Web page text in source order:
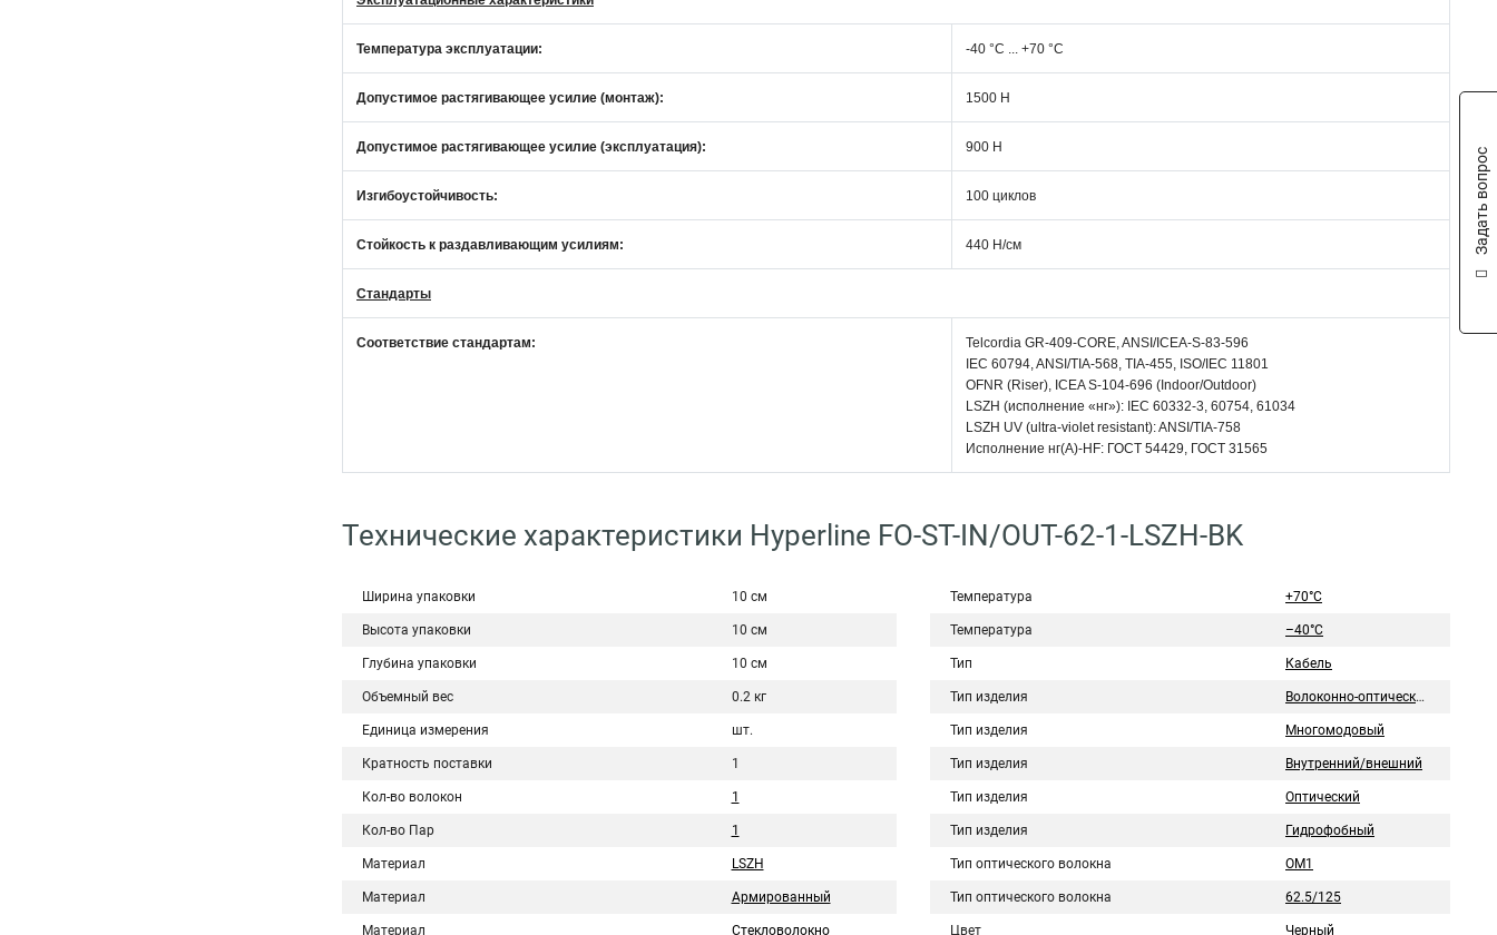
Температура эксплуатации: -40 °C ... +70 °C
Допустимое растягивающее усилие (монтаж): 1500 Н
Допустимое растягивающее усилие (эксплуатация): 900 Н
Изгибоустойчивость: 100 циклов
Стойкость к раздавливающим усилиям: 440 Н/см
Стандарты
Соответствие стандартам:
Telcordia GR-409-CORE, ANSI/ICEA-S-83-596
IEC 60794, ANSI/TIA-568, TIA-455, ISO/IEC 11801
OFNR (Riser), ICEA S-104-696 (Indoor/Outdoor)
LSZH (исполнение «нг»): IEC 60332-3, 60754, 61034
LSZH UV (ultra-violet resistant): ANSI/TIA-758
Исполнение нг(А)-HF: ГОСТ 54429, ГОСТ 31565
Технические характеристики Hyperline FO-ST-IN/OUT-62-1-LSZH-BK
Ширина упаковки 10 см
Высота упаковки 10 см
Глубина упаковки 10 см
Объемный вес 0.2 кг
Единица измерения шт.
Кратность поставки 1
Кол-во волокон 1
Кол-во Пар 1
Материал LSZH
Материал Армированный
Материал Стекловолокно
Температура +70°C
Температура –40°C
Тип Кабель
Тип изделия Волоконно-оптический
Тип изделия Многомодовый
Тип изделия Внутренний/внешний
Тип изделия Оптический
Тип изделия Гидрофобный
Тип оптического волокна OM1
Тип оптического волокна 62.5/125
Цвет Черный
Задать вопрос